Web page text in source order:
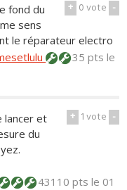
+ 0vote -
fond du
sens
le réparateur electro
35 ptsle
+ 1vote -
lancer et
du
43110 ptsle 01